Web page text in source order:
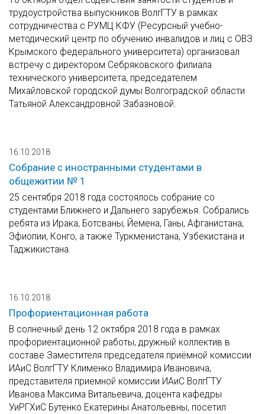
трудоустройства выпускников ВолгГТУ в рамках
сотрудничества с РУМЦ КФУ (Ресурсный учебно-
методический центр по обучению инвалидов и лиц с ОВЗ
Крымского федерального университета) организовал
встречу с директором Себряковского филиала
технического университета, председателем
Михайловской городской думы Волгоградской области
Татьяной Александровной Забазновой.
16.10.2018
Собрание с иностранными студентами в
общежитии № 1
25 сентября 2018 года состоялось собрание со
студентами Ближнего и Дальнего зарубежья. Собрались
ребята из Ирака, Ботсваны, Йемена, Ганы, Афганистана,
Эфиопии, Конго, а также Туркменистана, Узбекистана и
Таджикистана.
16.10.2018
Профориентационная работа
В солнечный день 12 октября 2018 года в рамках
профориентационной работы, дружный коллектив в
составе Заместителя председателя приёмной комиссии
ИАиС ВолгГТУ Клименко Владимира Ивановича,
представителя приемной комиссии ИАиС ВолгГТУ
Иванова Максима Витальевича, доцента кафедры
УиРГХиС Бутенко Екатерины Анатольевны, посетил